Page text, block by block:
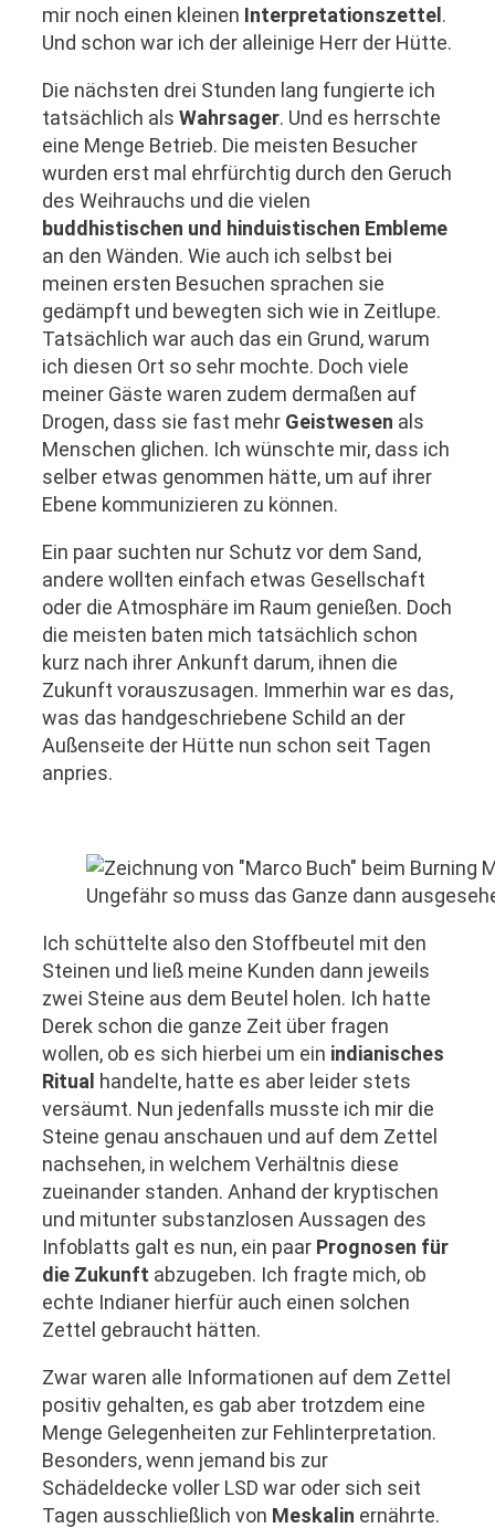
mir noch einen kleinen Interpretationszettel.
Und schon war ich der alleinige Herr der Hütte.
Die nächsten drei Stunden lang fungierte ich
tatsächlich als Wahrsager. Und es herrschte
eine Menge Betrieb. Die meisten Besucher
wurden erst mal ehrfürchtig durch den Geruch
des Weihrauchs und die vielen
buddhistischen und hinduistischen Embleme
an den Wänden. Wie auch ich selbst bei
meinen ersten Besuchen sprachen sie
gedämpft und bewegten sich wie in Zeitlupe.
Tatsächlich war auch das ein Grund, warum
ich diesen Ort so sehr mochte. Doch viele
meiner Gäste waren zudem dermaßen auf
Drogen, dass sie fast mehr Geistwesen als
Menschen glichen. Ich wünschte mir, dass ich
selber etwas genommen hätte, um auf ihrer
Ebene kommunizieren zu können.
Ein paar suchten nur Schutz vor dem Sand,
andere wollten einfach etwas Gesellschaft
oder die Atmosphäre im Raum genießen. Doch
die meisten baten mich tatsächlich schon
kurz nach ihrer Ankunft darum, ihnen die
Zukunft vorauszusagen. Immerhin war es das,
was das handgeschriebene Schild an der
Außenseite der Hütte nun schon seit Tagen
anpries.
Ungefähr so muss das Ganze dann
Ich schüttelte also den Stoffbeutel mit den
Steinen und ließ meine Kunden dann jeweils
zwei Steine aus dem Beutel holen. Ich hatte
Derek schon die ganze Zeit über fragen
wollen, ob es sich hierbei um ein indianisches
Ritual handelte, hatte es aber leider stets
versäumt. Nun jedenfalls musste ich mir die
Steine genau anschauen und auf dem Zettel
nachsehen, in welchem Verhältnis diese
zueinander standen. Anhand der kryptischen
und mitunter substanzlosen Aussagen des
Infoblatts galt es nun, ein paar Prognosen für
die Zukunft abzugeben. Ich fragte mich, ob
echte Indianer hierfür auch einen solchen
Zettel gebraucht hätten.
Zwar waren alle Informationen auf dem Zettel
positiv gehalten, es gab aber trotzdem eine
Menge Gelegenheiten zur Fehlinterpretation.
Besonders, wenn jemand bis zur
Schädeldecke voller LSD war oder sich seit
Tagen ausschließlich von Meskalin ernährte.